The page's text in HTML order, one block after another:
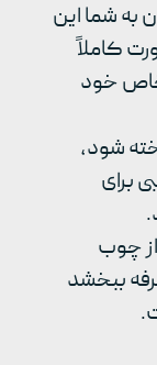
به شما این
کاملاً
خاص خود
شود،
برای
چوب
ببخشد